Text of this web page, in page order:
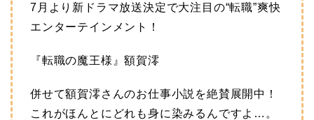
7月より新ドラマ放送決定で大注目の“転職”爽快
エンターテインメント！
『転職の魔王様』額賀澪
併せて額賀澪さんのお仕事小説を絶賛展開中！
これがほんとにどれも身に染みるんですよ…。